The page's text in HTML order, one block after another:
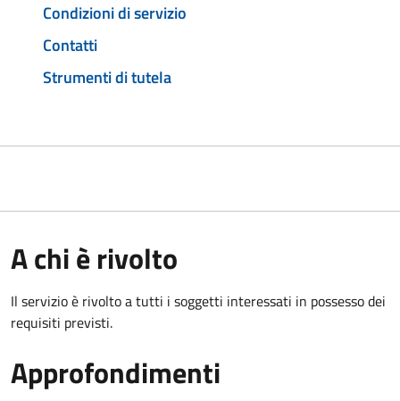
Condizioni di servizio
Contatti
Strumenti di tutela
A chi è rivolto
Il servizio è rivolto a tutti i soggetti interessati in possesso dei
requisiti previsti.
Approfondimenti